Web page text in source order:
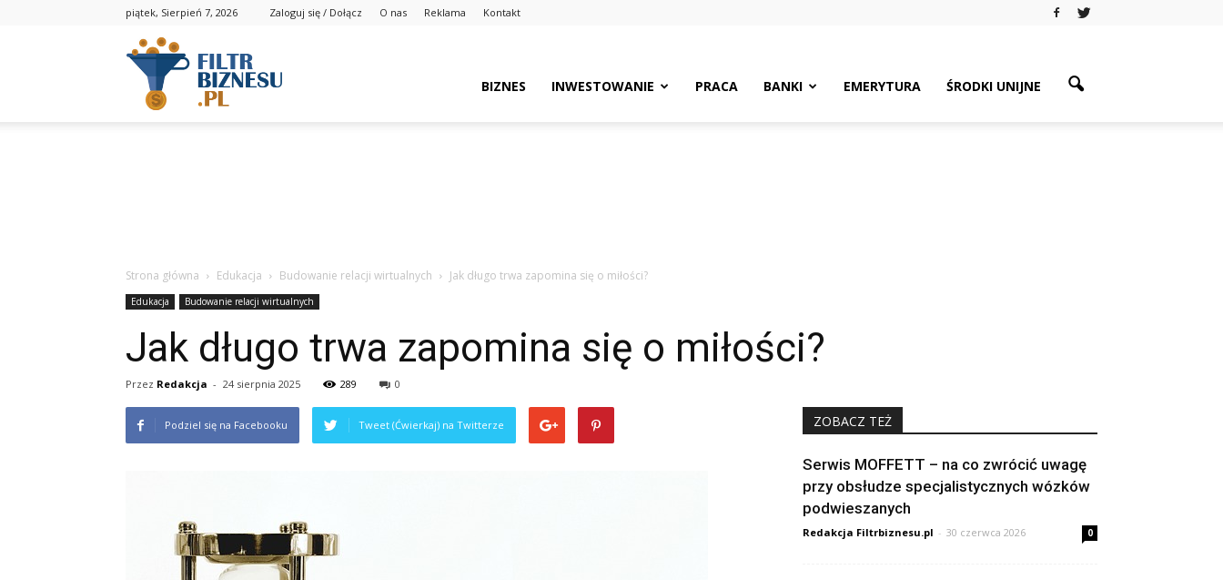
piątek, Sierpień 7, 2026 Zaloguj się / Dołącz O nas Reklama Kontakt
BIZNES INWESTOWANIE PRACA BANKI EMERYTURA ŚRODKI UNIJNE
Strona główna Edukacja Budowanie relacji wirtualnych Jak długo trwa zapomina się o miłości?
Edukacja Budowanie relacji wirtualnych
Jak długo trwa zapomina się o miłości?
Przez Redakcja - 24 sierpnia 2025 289 0
Podziel się na Facebooku Tweet (Ćwierkaj) na Twitterze ZOBACZ TEŻ
Serwis MOFFETT – na co zwrócić uwagę
przy obsłudze specjalistycznych wózków
podwieszanych
Redakcja Filtrbiznesu.pl - 30 czerwca 2026 0